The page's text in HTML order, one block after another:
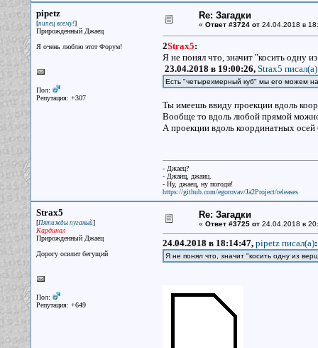
pipetz
[пипец всему!]
Прирожденный Джаец
Я очень люблю этот Форум!
Пол:
Репутация: +307
Re: Загадки
« Ответ #3724 от24.04.2018 в
2Strax5:
Я не понял что, значит "косить одну
23.04.2018 в 19:00:26, Strax5 писал(a)
Есть "четырехмерный куб" мы его можем
Ты имеешь ввиду проекции вдоль
Вообще то вдоль любой прямой
А проекции вдоль координатных
- Джаец?
- Джаиц, джаиц.
- Ну, джаец, ну погоди!
https://github.com/egorovav/Ja2Project/releases
Strax5
[Пятижды пуганый]
Кардинал
Прирожденный Джаец
Дорогу осилит бегущий
Пол:
Репутация: +649
Re: Загадки
« Ответ #3725 от24.04.2018 в
24.04.2018 в 18:14:47, pipetz писал(a):
Я не понял что, значит "косить одну из